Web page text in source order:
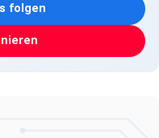
folgen